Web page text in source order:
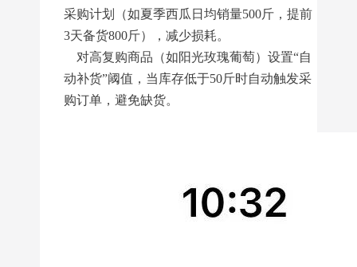
采购计划（如夏季西瓜日均销量500斤，提前
3天备货800斤），减少损耗。
对高复购商品（如阳光玫瑰葡萄）设置“自
动补货”阈值，当库存低于50斤时自动触发采
购订单，避免缺货。